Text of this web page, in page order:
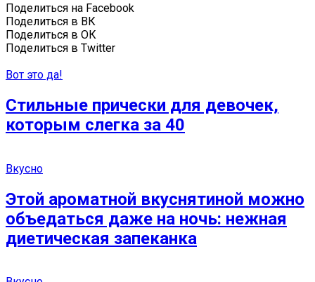
Поделиться на Facebook
Поделиться в ВК
Поделиться в ОК
Поделиться в Twitter
Вот это да!
Стильные прически для девочек,
которым слегка за 40
Вкусно
Этой ароматной вкуснятиной можно
объедаться даже на ночь: нежная
диетическая запеканка